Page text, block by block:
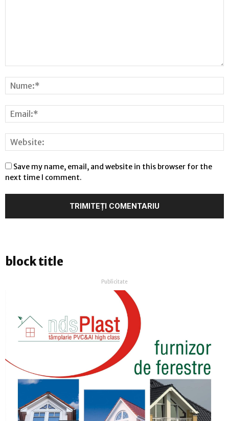
Save my name, email, and website in this browser for the
next time I comment.
block title
Publicitate